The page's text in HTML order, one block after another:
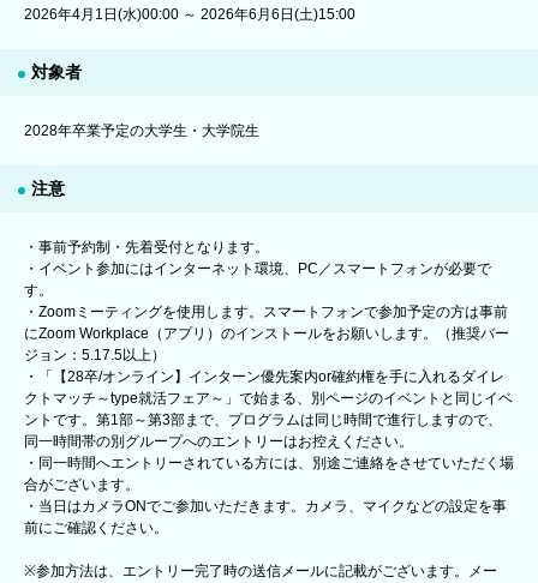
2026年4月1日(水)00:00 ～ 2026年6月6日(土)15:00
対象者
2028年卒業予定の大学生・大学院生
注意
・事前予約制・先着受付となります。
・イベント参加にはインターネット環境、PC／スマートフォンが必要で
す。
・Zoomミーティングを使用します。スマートフォンで参加予定の方は事前
にZoom Workplace（アプリ）のインストールをお願いします。（推奨バー
ジョン：5.17.5以上）
・「【28卒/オンライン】インターン優先案内or確約権を手に入れるダイレ
クトマッチ～type就活フェア～」で始まる、別ページのイベントと同じイベ
ントです。第1部～第3部まで、プログラムは同じ時間で進行しますので、
同一時間帯の別グループへのエントリーはお控えください。
・同一時間へエントリーされている方には、別途ご連絡をさせていただく場
合がございます。
・当日はカメラONでご参加いただきます。カメラ、マイクなどの設定を事
前にご確認ください。
※参加方法は、エントリー完了時の送信メールに記載がございます。メー